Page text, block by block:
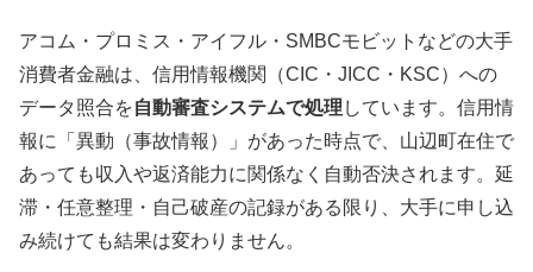
アコム・プロミス・アイフル・SMBCモビットなどの大手
消費者金融は、信用情報機関（CIC・JICC・KSC）への
データ照合を自動審査システムで処理 しています。信用情
報に「異動（事故情報）」があった時点で、山辺町在住で
あっても収入や返済能力に関係なく自動否決されます。延
滞・任意整理・自己破産の記録がある限り、大手に申し込
み続けても結果は変わりません。